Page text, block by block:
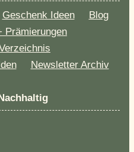
Geschenk Ideen
Blog
Prämierungen
Newsletter Archiv